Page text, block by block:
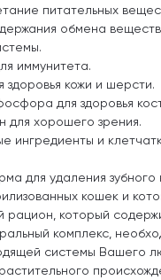
питательных
обмена веществ
иммунитета.
здоровья кожи и шерсти.
для здоровья
для хорошего зрения.
ингредиенты и
для удаления зубного
кошек и
рацион, который
комплекс,
системы Вашего